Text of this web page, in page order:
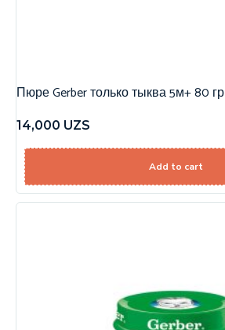
Пюре Gerber только тыква 5м+ 80 гр
14,000 UZS
Add to cart